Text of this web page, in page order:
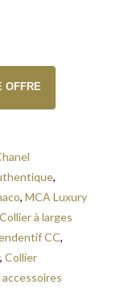
OFFRE
,
, MCA Luxury
Collier à larges
CC,
, Collier
accessoires